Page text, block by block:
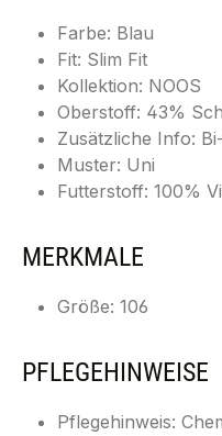
Farbe: Blau
Fit: Slim Fit
Kollektion: NOOS
Oberstoff: 43%
Zusätzliche Info:
Muster: Uni
Futterstoff: 100%
MERKMALE
Größe: 106
PFLEGEHINWEISE
Pflegehinweis: